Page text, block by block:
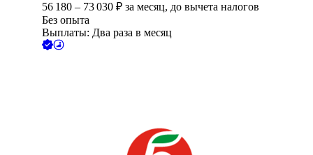
56 180 – 73 030 ₽ за месяц, до вычета налогов
Без опыта
Выплаты: Два раза в месяц